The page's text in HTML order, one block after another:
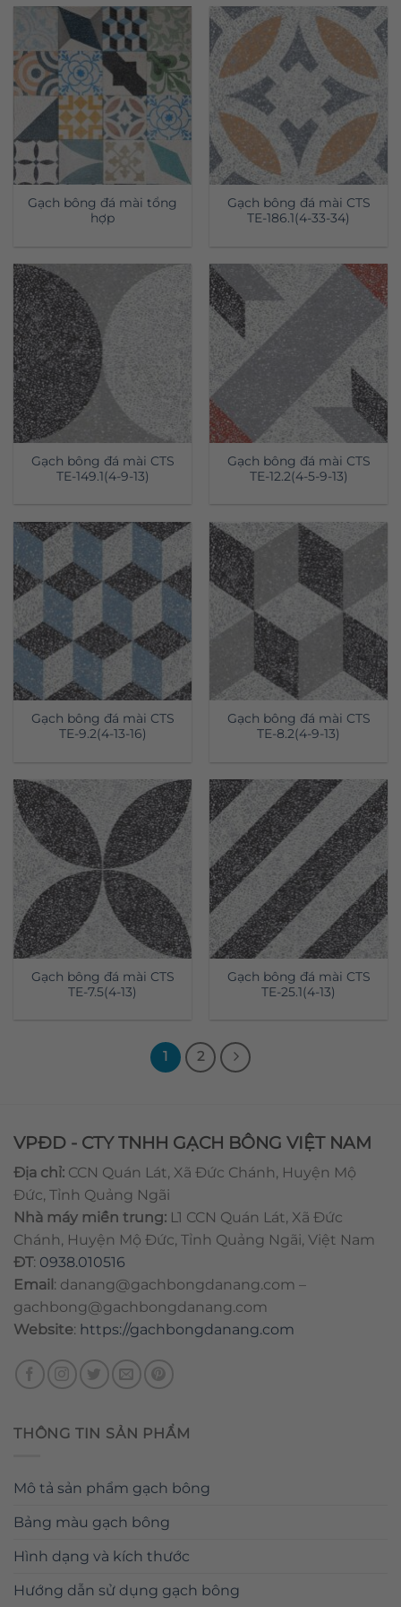
Gạch bông đá mài tổng
hợp
Gạch bông đá mài CTS
TE-186.1(4-33-34)
Gạch bông đá mài CTS
TE-149.1(4-9-13)
Gạch bông đá mài CTS
TE-12.2(4-5-9-13)
Gạch bông đá mài CTS
TE-9.2(4-13-16)
Gạch bông đá mài CTS
TE-8.2(4-9-13)
Gạch bông đá mài CTS
TE-7.5(4-13)
Gạch bông đá mài CTS
TE-25.1(4-13)
1 2
VPĐD - CTY TNHH GẠCH BÔNG VIỆT NAM
Địa chỉ: CCN Quán Lát, Xã Đức Chánh, Huyện Mộ
Đức, Tỉnh Quảng Ngãi
Nhà máy miền trung: L1 CCN Quán Lát, Xã Đức
Chánh, Huyện Mộ Đức, Tỉnh Quảng Ngãi, Việt Nam
ĐT: 0938.010516
Email : danang@gachbongdanang.com –
gachbong@gachbongdanang.com
Website: https://gachbongdanang.com
THÔNG TIN SẢN PHẨM
Mô tả sản phẩm gạch bông
Bảng màu gạch bông
Hình dạng và kích thước
Hướng dẫn sử dụng gạch bông